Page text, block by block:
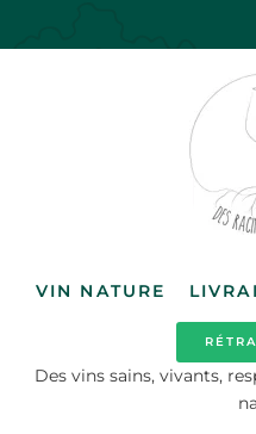
VIN NATURE
Des vins sains, vivants,